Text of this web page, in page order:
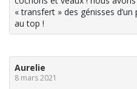
« transfert » des génisses d’un
au top !
Aurelie
8 mars 2021